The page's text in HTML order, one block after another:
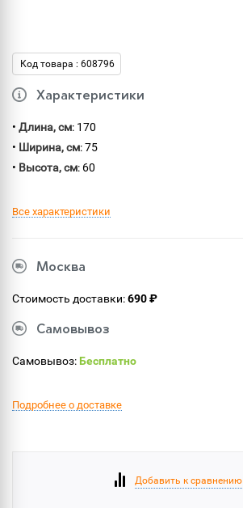
Код товара : 608796
Характеристики
• Длина, см: 170
• Ширина, см: 75
• Высота, см: 60
Все характеристики
Москва
Стоимость доставки:690 ₽
Самовывоз
Самовывоз:Бесплатно
Подробнее о доставке
Добавить к сравнению